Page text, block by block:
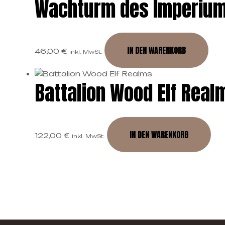
Wachturm des
46,00 € inkl. MwSt. IN DEN WARENKORB
Battalion Wood Elf
122,00 € inkl. MwSt. IN DEN WARENKORB